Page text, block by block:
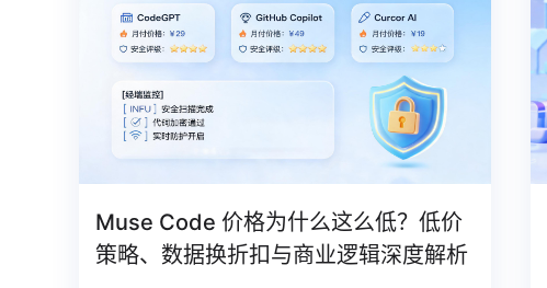
Muse Code 价格为什么这么低？低价
策略、数据换折扣与商业逻辑深度解析